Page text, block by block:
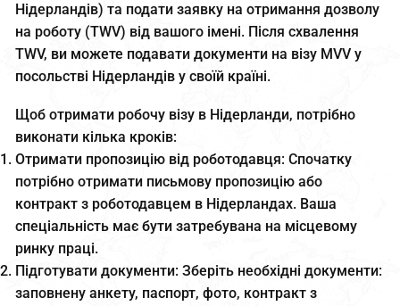
Нідерландів) та подати заявку на отримання дозволу
на роботу (TWV) від вашого імені. Після схвалення
TWV, ви можете подавати документи на візу MVV у
посольстві Нідерландів у своїй країні.
Щоб отримати робочу візу в Нідерланди, потрібно
виконати кілька кроків:
Отримати пропозицію від роботодавця: Спочатку
потрібно отримати письмову пропозицію або
контракт з роботодавцем в Нідерландах. Ваша
спеціальність має бути затребувана на місцевому
ринку праці.
Підготувати документи: Зберіть необхідні документи:
заповнену анкету, паспорт, фото, контракт з